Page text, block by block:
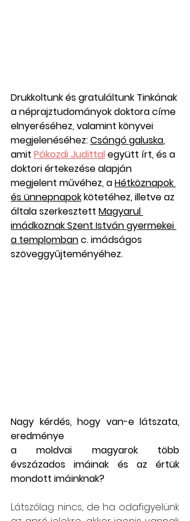
Drukkoltunk és gratuláltunk Tinkának
a néprajztudományok doktora címe
elnyeréséhez, valamint könyvei
megjelenéséhez: Csángó galuska,
amit Pákozdi Judittal együtt írt, és a
doktori értekezése alapján
megjelent művéhez, a Hétköznapok
és ünnepnapok kötetéhez, illetve az
általa szerkesztett Magyarul
imádkoznak Szent István gyermekei
a templomban c. imádságos
szöveggyűjteményéhez.
Nagy kérdés, hogy van-e látszata,
eredménye
a moldvai magyarok több
évszázados imáinak és az értük
mondott imáinknak?
Látszólag nincs, de ha odafigyelünk